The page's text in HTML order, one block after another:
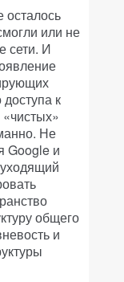
осталось
или не
сети. И
к
Не
Google и
общего
и